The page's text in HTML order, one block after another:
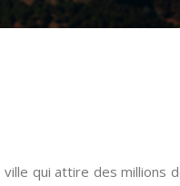
qui attire des millions